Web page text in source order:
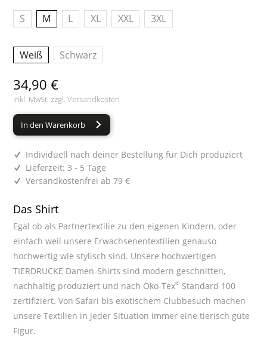
S M L XL XXL 3XL
Weiß Schwarz
34,90 €
inkl. MwSt. zzgl.Versandkosten
In den Warenkorb
Individuell nach deiner Bestellung für Dich produziert
Lieferzeit: 3 - 5 Tage
Versandkostenfrei ab 79 €
Das Shirt
Egal ob als Partnertextilie zu den eigenen Kindern, oder
einfach weil unsere Erwachsenentextilien genauso
hochwertig wie stylisch sind. Unsere hochwertigen
TIERDRUCKE Damen-Shirts sind modern geschnitten,
nachhaltig produziert und nach Öko-Tex® Standard 100
zertifiziert. Von Safari bis exotischem Clubbesuch machen
unsere Textilien in jeder Situation immer eine tierisch gute
Figur.